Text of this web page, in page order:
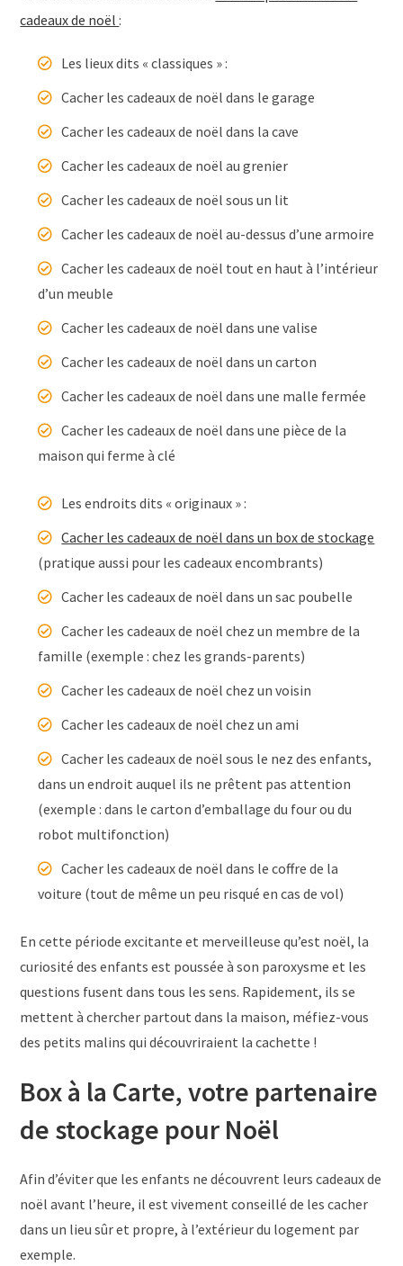
cadeaux de noël:
Les lieux dits « classiques » :
Cacher les cadeaux de noël dans le garage
Cacher les cadeaux de noël dans la cave
Cacher les cadeaux de noël au grenier
Cacher les cadeaux de noël sous un lit
Cacher les cadeaux de noël au-dessus d’une armoire
Cacher les cadeaux de noël tout en haut à l’intérieur
d’un meuble
Cacher les cadeaux de noël dans une valise
Cacher les cadeaux de noël dans un carton
Cacher les cadeaux de noël dans une malle fermée
Cacher les cadeaux de noël dans une pièce de la
maison qui ferme à clé
Les endroits dits « originaux » :
Cacher les cadeaux de noël dans un box de stockage
(pratique aussi pour les cadeaux encombrants)
Cacher les cadeaux de noël dans un sac poubelle
Cacher les cadeaux de noël chez un membre de la
famille (exemple : chez les grands-parents)
Cacher les cadeaux de noël chez un voisin
Cacher les cadeaux de noël chez un ami
Cacher les cadeaux de noël sous le nez des enfants,
dans un endroit auquel ils ne prêtent pas attention
(exemple : dans le carton d’emballage du four ou du
robot multifonction)
Cacher les cadeaux de noël dans le coffre de la
voiture (tout de même un peu risqué en cas de vol)
En cette période excitante et merveilleuse qu’est noël, la
curiosité des enfants est poussée à son paroxysme et les
questions fusent dans tous les sens. Rapidement, ils se
mettent à chercher partout dans la maison, méfiez-vous
des petits malins qui découvriraient la cachette !
Box à la Carte, votre partenaire
de stockage pour Noël
Afin d’éviter que les enfants ne découvrent leurs cadeaux de
noël avant l’heure, il est vivement conseillé de les cacher
dans un lieu sûr et propre, à l’extérieur du logement par
exemple.